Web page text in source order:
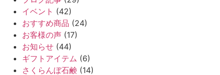
イベント (42)
おすすめ商品 (24)
お客様の声 (17)
お知らせ (44)
ギフトアイテム (6)
さくらんぼ石鹸 (14)